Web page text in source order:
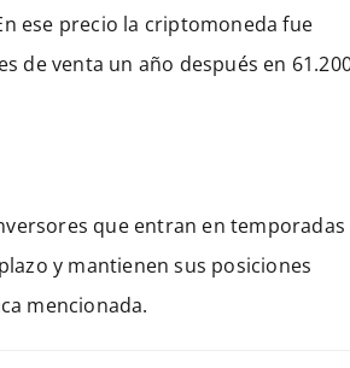
ese precio la criptomoneda fue
de venta un año después en
que entran en temporadas
y mantienen sus posiciones
mencionada.